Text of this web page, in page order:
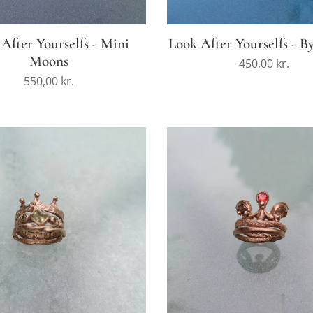
Yourselfs - Mini
Moons
550,00 kr.
Look After Yourselfs -
450,00kr.